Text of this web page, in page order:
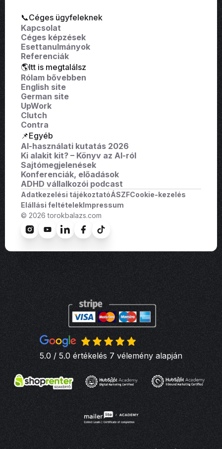
📞Céges ügyfeleknek
Kapcsolat
Céges képzések
Esettanulmányok
Referenciák
🌎Itt is megtalálsz
Rólam bővebben
English site
German site
UpWork
Clutch
Contra
📌Egyéb
AI-használati kutatás 2026
Ki alakit kit? – Könyv az AI-ról
Sajtómegjelenések
Konferenciák, előadások
ADHD vállalkozói podcast
Adatkezelési tájékoztatóÁSZFCookie-kezelés
Elállási feltételekImpressum
© 2026 torokbalazs.com
5.0 / 5.0 értékelés 7 vélemény alapján